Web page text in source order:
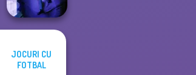
Cursed Dreams
JOCURI CU
FOTBAL